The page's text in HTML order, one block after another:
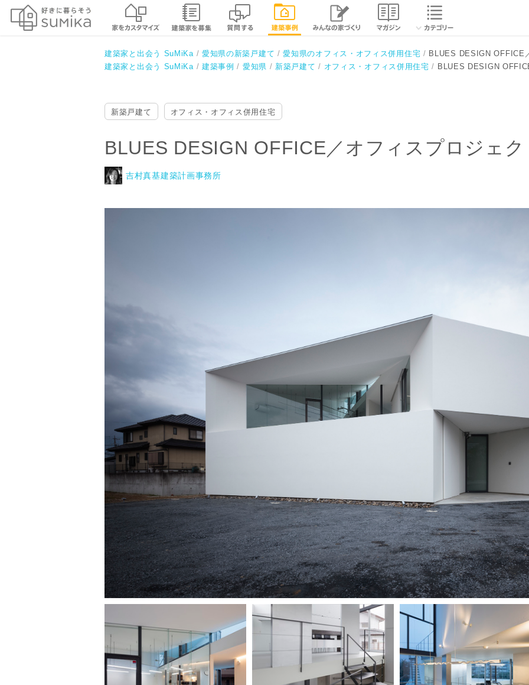
閉じる
建築家と出会う SuMiKa 愛知県の新築戸建て 愛知県のオフィス・オフィス併用住宅
BLUES DESIGN OFFICE
建築家と出会う SuMiKa
建築事例 愛知県 新築戸建て オフィス・オフィス併用住宅 BLUES DESIGN
BLUES DESIGN OFFICE／オフィスプロジェクト
吉村真基建築計画事務所
新築戸建て オフィス・オフィス併用住宅
BLUES DESIGN OFFICE／オフィスプロジェク
吉村真基建築計画事務所